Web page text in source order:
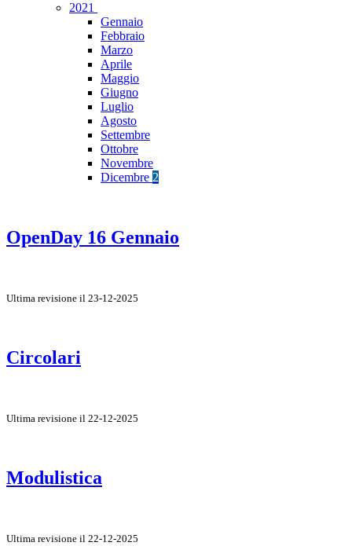
2021
Gennaio
Febbraio
Marzo
Aprile
Maggio
Giugno
Luglio
Agosto
Settembre
Ottobre
Novembre
Dicembre 2
OpenDay 16 Gennaio
Ultima revisione il 23-12-2025
Circolari
Ultima revisione il 22-12-2025
Modulistica
Ultima revisione il 22-12-2025